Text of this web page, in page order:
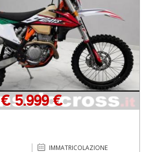
€ 5.999 €
IMMATRICOLAZIONE